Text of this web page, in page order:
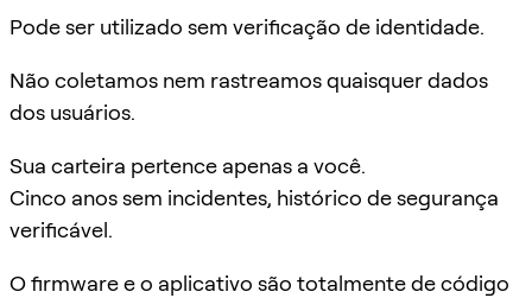
Pode ser utilizado sem verificação de identidade.
Não coletamos nem rastreamos quaisquer dados
dos usuários.
Sua carteira pertence apenas a você.
Cinco anos sem incidentes, histórico de segurança
verificável.
O firmware e o aplicativo são totalmente de código